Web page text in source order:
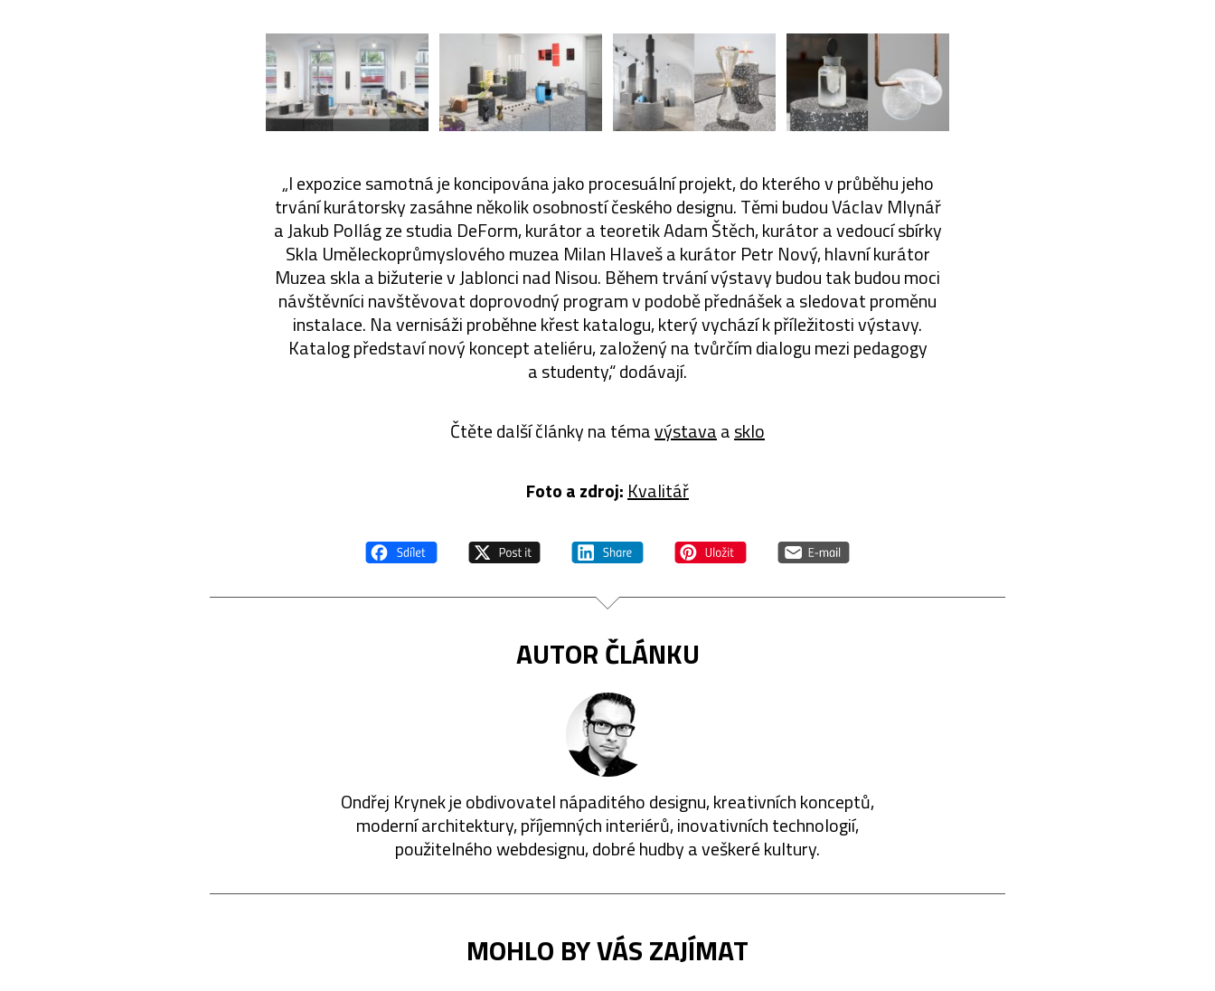
„I expozice samotná je koncipována jako procesuální projekt, do kterého v průběhu jeho
trvání kurátorsky zasáhne několik osobností českého designu. Těmi budou Václav Mlynář
a Jakub Pollág ze studia DeForm, kurátor a teoretik Adam Štěch, kurátor a vedoucí sbírky
Skla Uměleckoprůmyslového muzea Milan Hlaveš a kurátor Petr Nový, hlavní kurátor
Muzea skla a bižuterie v Jablonci nad Nisou. Během trvání výstavy budou tak budou moci
návštěvníci navštěvovat doprovodný program v podobě přednášek a sledovat proměnu
instalace. Na vernisáži proběhne křest katalogu, který vychází k příležitosti výstavy.
Katalog představí nový koncept ateliéru, založený na tvůrčím dialogu mezi pedagogy
a studenty,“ dodávají.
Čtěte další články na témavýstavaasklo
Foto a zdroj: Kvalitář
AUTOR ČLÁNKU
Ondřej Krynek je obdivovatel nápaditého designu, kreativních konceptů,
moderní architektury, příjemných interiérů, inovativních technologií,
použitelného webdesignu, dobré hudby a veškeré kultury.
MOHLO BY VÁS ZAJÍMAT